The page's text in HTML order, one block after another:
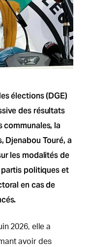
élections (DGE)
des résultats
la
Djenabou Touré, a
les modalités de
politiques et
en cas de
2026, elle a
avoir des